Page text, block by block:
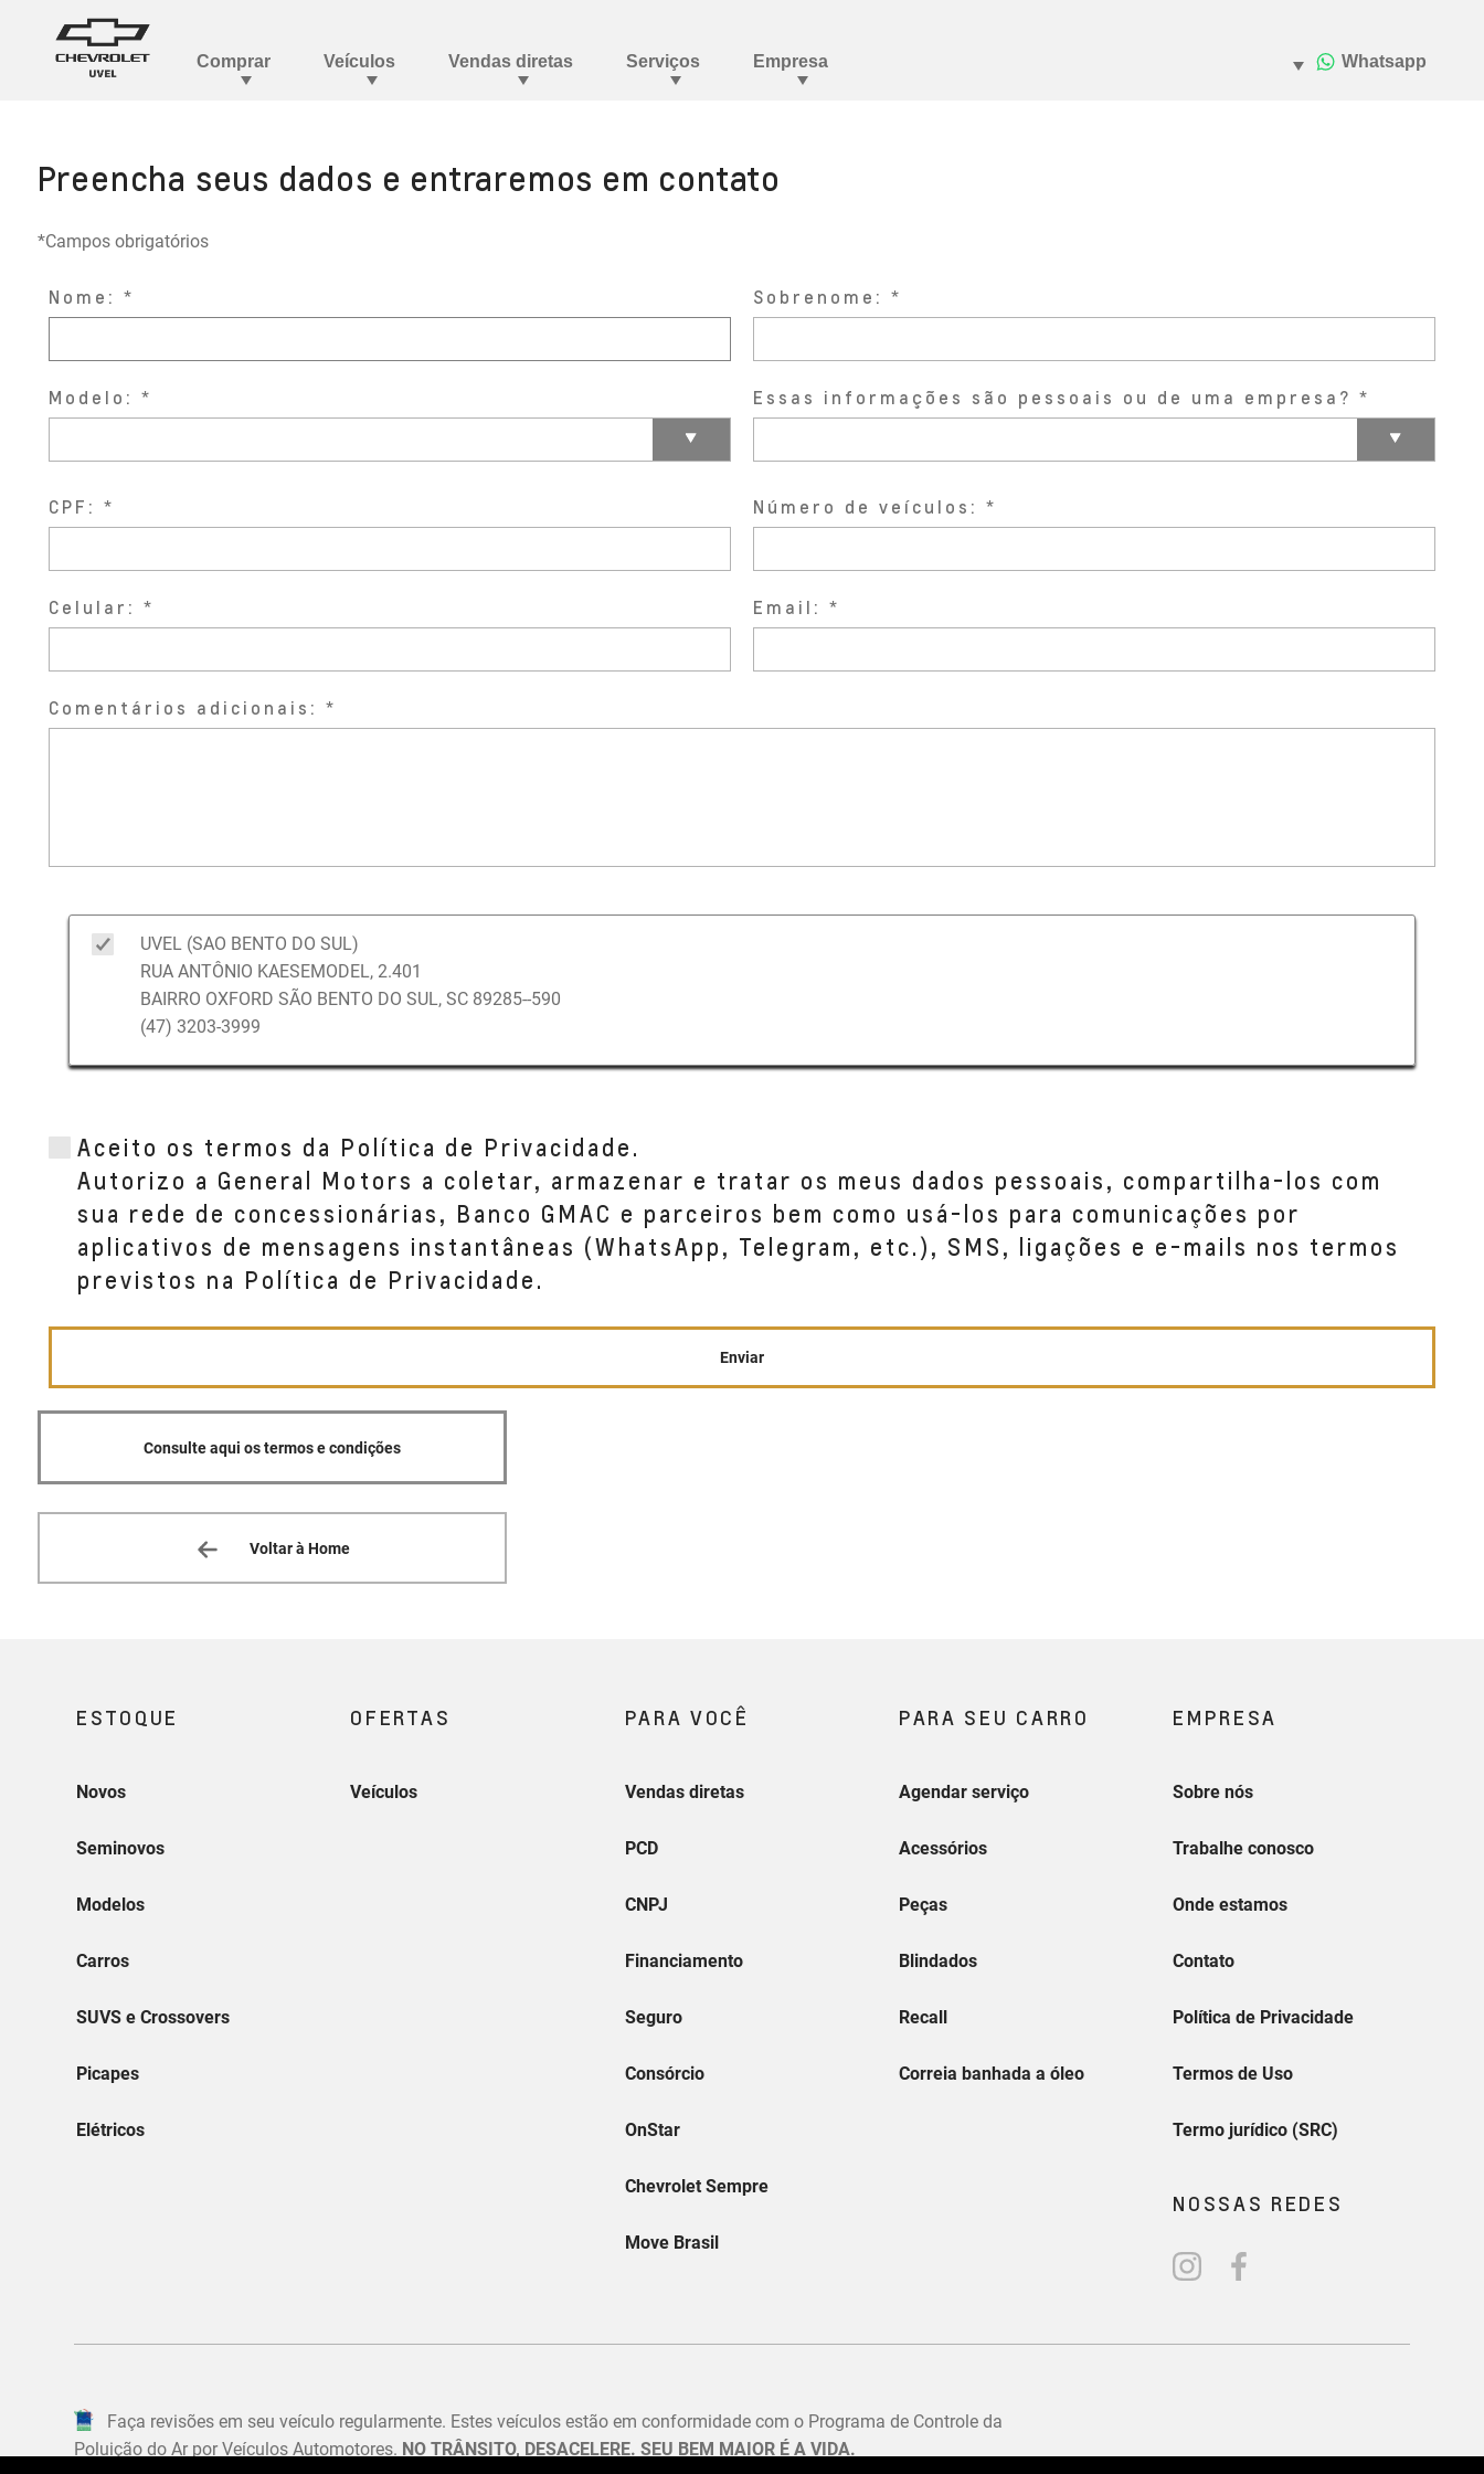
Preencha seus dados e entraremos em contato
*Campos obrigatórios
Nome: Sobrenome:
Modelo: Essas informações são pessoais ou de uma empresa?
CPF: Número de veículos:
Celular: Email:
Comentários adicionais:
UVEL (SAO BENTO DO SUL)
RUA ANTÔNIO KAESEMODEL, 2.401
BAIRRO OXFORD SÃO BENTO DO SUL, SC 89285--590
(47) 3203-3999
Aceito os termos da Política de Privacidade.
Autorizo a General Motors a coletar, armazenar e tratar os meus dados pessoais, compartilha-los com
sua rede de concessionárias, Banco GMAC e parceiros bem como usá-los para comunicações por
aplicativos de mensagens instantâneas (WhatsApp, Telegram, etc.), SMS, ligações e e-mails nos termos
previstos na Política de Privacidade.
Enviar
Consulte aqui os termos e condições
Voltar à Home